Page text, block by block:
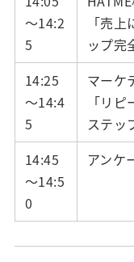
～14:2
5
「売
ップ完
14:25
～14:4
5
マーケ
「リ
ステッ
14:45
～14:5
0
アンケ